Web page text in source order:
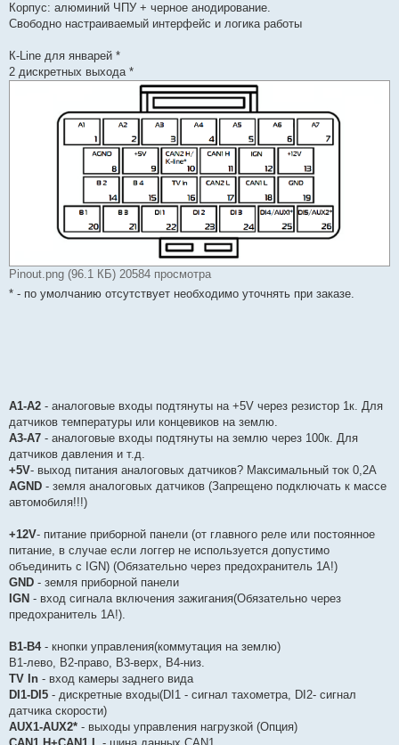
Корпус: алюминий ЧПУ + черное анодирование.
Свободно настраиваемый интерфейс и логика работы
К-Line для январей *
2 дискретных выхода *
Pinout.png (96.1 КБ) 20584 просмотра
* - по умолчанию отсутствует необходимо уточнять при заказе.
A1-A2 - аналоговые входы подтянуты на +5V через резистор 1к. Для
датчиков температуры или концевиков на землю.
A3-A7 - аналоговые входы подтянуты на землю через 100к. Для
датчиков давления и т.д.
+5V- выход питания аналоговых датчиков? Максимальный ток 0,2А
AGND - земля аналоговых датчиков (Запрещено подключать к массе
автомобиля!!!)
+12V- питание приборной панели (от главного реле или постоянное
питание, в случае если логгер не используется допустимо
объединить с IGN) (Обязательно через предохранитель 1А!)
GND - земля приборной панели
IGN - вход сигнала включения зажигания(Обязательно через
предохранитель 1А!).
B1-B4- кнопки управления(коммутация на землю)
B1-лево, B2-право, B3-верх, B4-низ.
TV In - вход камеры заднего вида
DI1-DI5 - дискретные входы(DI1 - сигнал тахометра, DI2- сигнал
датчика скорости)
AUX1-AUX2* - выходы управления нагрузкой (Опция)